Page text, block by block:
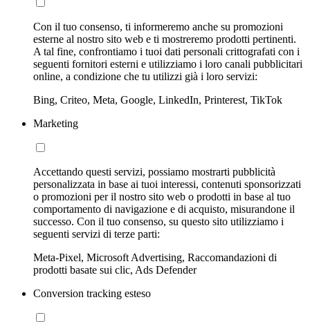
Con il tuo consenso, ti informeremo anche su promozioni
esterne al nostro sito web e ti mostreremo prodotti pertinenti.
A tal fine, confrontiamo i tuoi dati personali crittografati con i
seguenti fornitori esterni e utilizziamo i loro canali pubblicitari
online, a condizione che tu utilizzi già i loro servizi:
Bing, Criteo, Meta, Google, LinkedIn, Printerest, TikTok
Marketing
Accettando questi servizi, possiamo mostrarti pubblicità
personalizzata in base ai tuoi interessi, contenuti sponsorizzati
o promozioni per il nostro sito web o prodotti in base al tuo
comportamento di navigazione e di acquisto, misurandone il
successo. Con il tuo consenso, su questo sito utilizziamo i
seguenti servizi di terze parti:
Meta-Pixel, Microsoft Advertising, Raccomandazioni di
prodotti basate sui clic, Ads Defender
Conversion tracking esteso